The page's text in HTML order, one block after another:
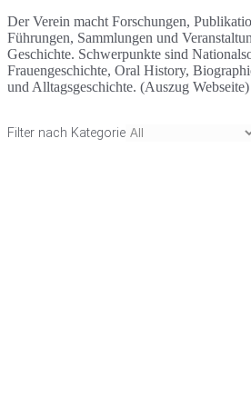
Der Verein macht Forschungen,
Führungen, Sammlungen und
Geschichte. Schwerpunkte sind
Frauengeschichte, Oral History,
und Alltagsgeschichte. (Auszug Webseite)
Filter nach Kategorie